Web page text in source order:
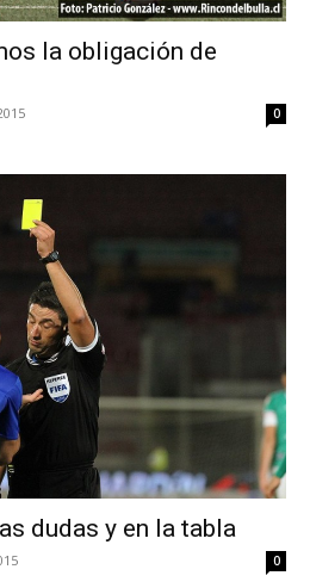
la obligación de
0
dudas y en la tabla
0